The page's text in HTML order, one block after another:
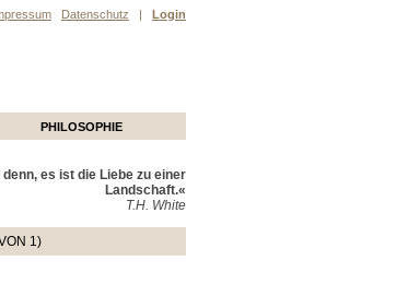
Datenschutz | Login
PHILOSOPHIE
es ist die Liebe zu einer
Landschaft.«
T.H. White
1)